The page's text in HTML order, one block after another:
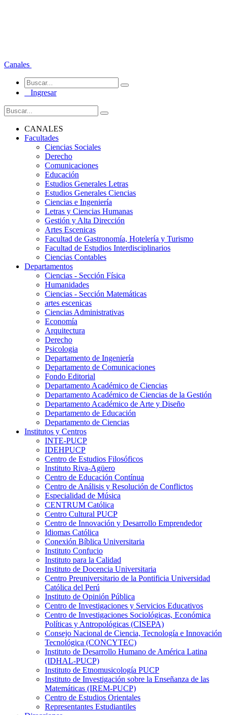
Canales
Ingresar
CANALES
Facultades
Ciencias Sociales
Derecho
Comunicaciones
Educación
Estudios Generales Letras
Estudios Generales Ciencias
Ciencias e Ingeniería
Letras y Ciencias Humanas
Gestión y Alta Dirección
Artes Escenicas
Facultad de Gastronomía, Hotelería y Turismo
Facultad de Estudios Interdisciplinarios
Ciencias Contables
Departamentos
Ciencias - Sección Física
Humanidades
Ciencias - Sección Matemáticas
artes escenicas
Ciencias Administrativas
Economía
Arquitectura
Derecho
Psicologia
Departamento de Ingeniería
Departamento de Comunicaciones
Fondo Editorial
Departamento Académico de Ciencias
Departamento Académico de Ciencias de la Gestión
Departamento Académico de Arte y Diseño
Departamento de Educación
Departamento de Ciencias
Institutos y Centros
INTE-PUCP
IDEHPUCP
Centro de Estudios Filosóficos
Instituto Riva-Agüero
Centro de Educación Contínua
Centro de Análisis y Resolución de Conflictos
Especialidad de Música
CENTRUM Católica
Centro Cultural PUCP
Centro de Innovación y Desarrollo Emprendedor
Idiomas Católica
Conexión Bíblica Universitaria
Instituto Confucio
Instituto para la Calidad
Instituto de Docencia Universitaria
Centro Preuniversitario de la Pontificia Universidad
Católica del Perú
Instituto de Opinión Pública
Centro de Investigaciones y Servicios Educativos
Centro de Investigaciones Sociológicas, Económica
Políticas y Antropológicas (CISEPA)
Consejo Nacional de Ciencia, Tecnología e Innovación
Tecnológica (CONCYTEC)
Instituto de Desarrollo Humano de América Latina
(IDHAL-PUCP)
Instituto de Etnomusicología PUCP
Instituto de Investigación sobre la Enseñanza de las
Matemáticas (IREM-PUCP)
Centro de Estudios Orientales
Representantes Estudiantiles